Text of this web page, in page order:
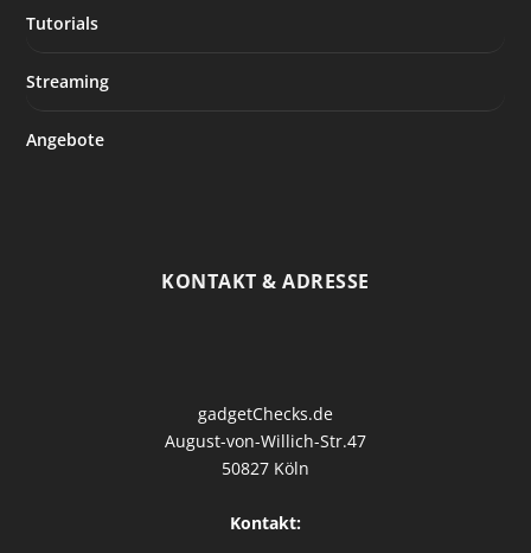
Tutorials
Streaming
Angebote
KONTAKT & ADRESSE
gadgetChecks.de
August-von-Willich-Str.47
50827 Köln
Kontakt: